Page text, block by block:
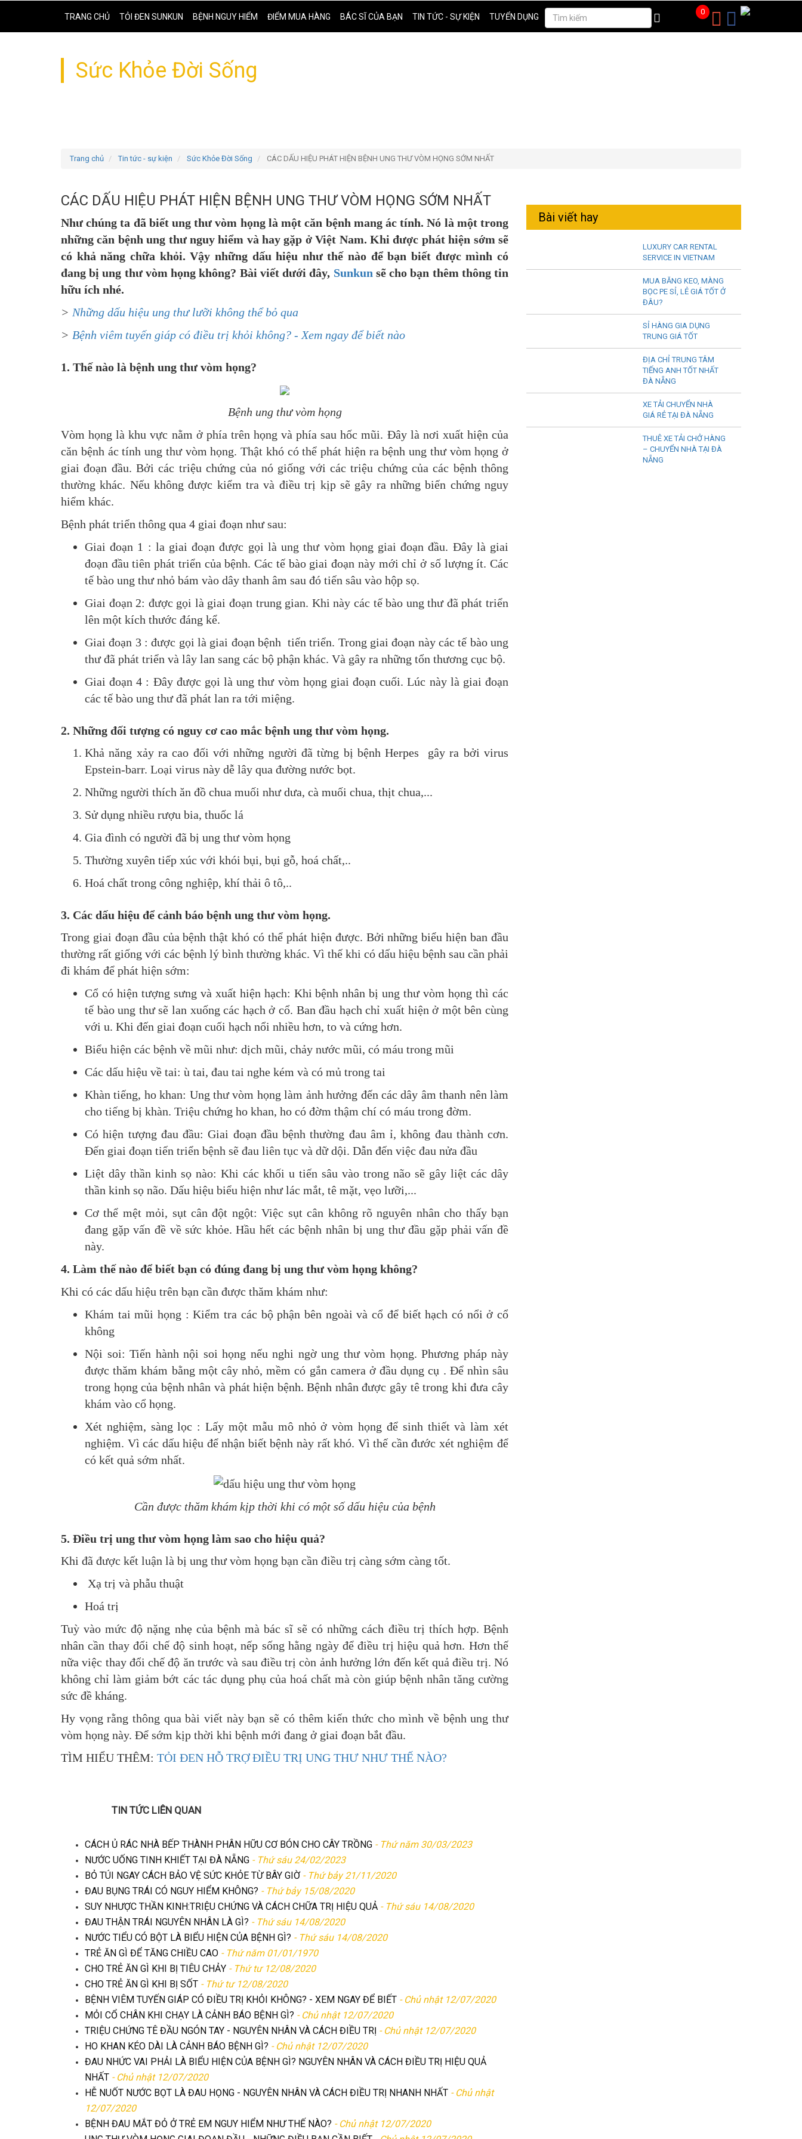
0
TRANG CHỦ TỎI ĐEN SUNKUN BỆNH NGUY HIỂM ĐIỂM MUA HÀNG BÁC SĨ CỦA BẠN TIN TỨC - SỰ KIỆN TUYỂN DỤNG
Sức Khỏe Đời Sống
Trang chủ Tin tức - sự kiện Sức Khỏe Đời Sống CÁC DẤU HIỆU PHÁT HIỆN BỆNH UNG THƯ VÒM HỌNG SỚM NHẤT
CÁC DẤU HIỆU PHÁT HIỆN BỆNH UNG THƯ VÒM HỌNG SỚM NHẤT
Như chúng ta đã biết ung thư vòm họng là một căn bệnh mang ác tính. Nó là một trong
những căn bệnh ung thư nguy hiểm và hay gặp ở Việt Nam. Khi được phát hiện sớm sẽ
có khả năng chữa khỏi. Vậy những dấu hiệu như thế nào để bạn biết được mình có
đang bị ung thư vòm họng không? Bài viết dưới đây, Sunkun sẽ cho bạn thêm thông tin
hữu ích nhé.
> Những dấu hiệu ung thư lưỡi không thể bỏ qua
> Bệnh viêm tuyến giáp có điều trị khỏi không? - Xem ngay để biết nào
1. Thế nào là bệnh ung thư vòm họng?
Bệnh ung thư vòm họng
Vòm họng là khu vực nằm ở phía trên họng và phía sau hốc mũi. Đây là nơi xuất hiện của
căn bệnh ác tính ung thư vòm họng. Thật khó có thể phát hiện ra bệnh ung thư vòm họng ở
giai đoạn đầu. Bởi các triệu chứng của nó giống với các triệu chứng của các bệnh thông
thường khác. Nếu không được kiểm tra và điều trị kịp sẽ gây ra những biến chứng nguy
hiểm khác.
Bệnh phát triển thông qua 4 giai đoạn như sau:
Giai đoạn 1 : la giai đoạn được gọi là ung thư vòm họng giai đoạn đầu. Đây là giai
đoạn đầu tiên phát triển của bệnh. Các tế bào giai đoạn này mới chỉ ở số lượng ít. Các
tế bào ung thư nhỏ bám vào dây thanh âm sau đó tiến sâu vào hộp sọ.
Giai đoạn 2: được gọi là giai đoạn trung gian. Khi này các tế bào ung thư đã phát triển
lên một kích thước đáng kể.
Giai đoạn 3 : được gọi là giai đoạn bệnh tiến triển. Trong giai đoạn này các tế bào ung
thư đã phát triển và lây lan sang các bộ phận khác. Và gây ra những tổn thương cục bộ.
Giai đoạn 4 : Đây được gọi là ung thư vòm họng giai đoạn cuối. Lúc này là giai đoạn
các tế bào ung thư đã phát lan ra tới miệng.
2. Những đối tượng có nguy cơ cao mắc bệnh ung thư vòm họng.
Khả năng xảy ra cao đối với những người đã từng bị bệnh Herpes gây ra bởi virus
Epstein-barr. Loại virus này dễ lây qua đường nước bọt.
Những người thích ăn đồ chua muối như dưa, cà muối chua, thịt chua,...
Sử dụng nhiều rượu bia, thuốc lá
Gia đình có người đã bị ung thư vòm họng
Thường xuyên tiếp xúc với khói bụi, bụi gỗ, hoá chất,..
Hoá chất trong công nghiệp, khí thải ô tô,..
3. Các dấu hiệu để cảnh báo bệnh ung thư vòm họng.
Trong giai đoạn đầu của bệnh thật khó có thể phát hiện được. Bởi những biểu hiện ban đầu
thường rất giống với các bệnh lý bình thường khác. Vì thế khi có dấu hiệu bệnh sau cần phải
đi khám để phát hiện sớm:
Cổ có hiện tượng sưng và xuất hiện hạch: Khi bệnh nhân bị ung thư vòm họng thì các
tế bào ung thư sẽ lan xuống các hạch ở cổ. Ban đầu hạch chỉ xuất hiện ở một bên cùng
với u. Khi đến giai đoạn cuối hạch nổi nhiều hơn, to và cứng hơn.
Biểu hiện các bệnh về mũi như: dịch mũi, chảy nước mũi, có máu trong mũi
Các dấu hiệu về tai: ù tai, đau tai nghe kém và có mủ trong tai
Khàn tiếng, ho khan: Ung thư vòm họng làm ảnh hưởng đến các dây âm thanh nên làm
cho tiếng bị khàn. Triệu chứng ho khan, ho có đờm thậm chí có máu trong đờm.
Có hiện tượng đau đầu: Giai đoạn đầu bệnh thường đau âm ỉ, không đau thành cơn.
Đến giai đoạn tiến triển bệnh sẽ đau liên tục và dữ dội. Dẫn đến việc đau nửa đầu
Liệt dây thần kinh sọ nào: Khi các khối u tiến sâu vào trong não sẽ gây liệt các dây
thần kinh sọ não. Dấu hiệu biểu hiện như lác mắt, tê mặt, vẹo lưỡi,...
Cơ thể mệt mỏi, sụt cân đột ngột: Việc sụt cân không rõ nguyên nhân cho thấy bạn
đang gặp vấn đề về sức khỏe. Hầu hết các bệnh nhân bị ung thư đầu gặp phải vấn đề
này.
4. Làm thế nào để biết bạn có đúng đang bị ung thư vòm họng không?
Khi có các dấu hiệu trên bạn cần được thăm khám như:
Khám tai mũi họng : Kiểm tra các bộ phận bên ngoài và cổ để biết hạch có nổi ở cổ
không
Nội soi: Tiến hành nội soi họng nếu nghi ngờ ung thư vòm họng. Phương pháp này
được thăm khám bằng một cây nhỏ, mềm có gắn camera ở đầu dụng cụ . Để nhìn sâu
trong họng của bệnh nhân và phát hiện bệnh. Bệnh nhân được gây tê trong khi đưa cây
khám vào cổ họng.
Xét nghiệm, sàng lọc : Lấy một mẫu mô nhỏ ở vòm họng để sinh thiết và làm xét
nghiệm. Vì các dấu hiệu để nhận biết bệnh này rất khó. Vì thế cần đước xét nghiệm để
có kết quả sớm nhất.
Cần được thăm khám kịp thời khi có một số dấu hiệu của bệnh
5. Điều trị ung thư vòm họng làm sao cho hiệu quả?
Khi đã được kết luận là bị ung thư vòm họng bạn cần điều trị càng sớm càng tốt.
Xạ trị và phẫu thuật
Hoá trị
Tuỳ vào mức độ nặng nhẹ của bệnh mà bác sĩ sẽ có những cách điều trị thích hợp. Bệnh
nhân cần thay đổi chế độ sinh hoạt, nếp sống hằng ngày để điều trị hiệu quả hơn. Hơn thế
nữa việc thay đổi chế độ ăn trước và sau điều trị còn ảnh hưởng lớn đến kết quả điều trị. Nó
không chỉ làm giảm bớt các tác dụng phụ của hoá chất mà còn giúp bệnh nhân tăng cường
sức đề kháng.
Hy vọng rằng thông qua bài viết này bạn sẽ có thêm kiến thức cho mình về bệnh ung thư
vòm họng này. Để sớm kịp thời khi bệnh mới đang ở giai đoạn bắt đầu.
TÌM HIỂU THÊM: TỎI ĐEN HỖ TRỢ ĐIỀU TRỊ UNG THƯ NHƯ THẾ NÀO?
TIN TỨC LIÊN QUAN
CÁCH Ủ RÁC NHÀ BẾP THÀNH PHÂN HỮU CƠ BÓN CHO CÂY TRỒNG - Thứ năm 30/03/2023
NƯỚC UỐNG TINH KHIẾT TẠI ĐÀ NẴNG - Thứ sáu 24/02/2023
BỎ TÚI NGAY CÁCH BẢO VỆ SỨC KHỎE TỪ BÂY GIỜ- Thứ bảy 21/11/2020
ĐAU BỤNG TRÁI CÓ NGUY HIỂM KHÔNG? - Thứ bảy 15/08/2020
SUY NHƯỢC THẦN KINH:TRIỆU CHỨNG VÀ CÁCH CHỮA TRỊ HIỆU QUẢ - Thứ sáu 14/08/2020
ĐAU THẬN TRÁI NGUYÊN NHÂN LÀ GÌ? - Thứ sáu 14/08/2020
NƯỚC TIỂU CÓ BỘT LÀ BIỂU HIỆN CỦA BỆNH GÌ? - Thứ sáu 14/08/2020
TRẺ ĂN GÌ ĐỂ TĂNG CHIỀU CAO - Thứ năm 01/01/1970
CHO TRẺ ĂN GÌ KHI BỊ TIÊU CHẢY - Thứ tư 12/08/2020
CHO TRẺ ĂN GÌ KHI BỊ SỐT - Thứ tư 12/08/2020
BỆNH VIÊM TUYẾN GIÁP CÓ ĐIỀU TRỊ KHỎI KHÔNG? - XEM NGAY ĐỂ BIẾT - Chủ nhật 12/07/2020
MỎI CỔ CHÂN KHI CHẠY LÀ CẢNH BÁO BỆNH GÌ? - Chủ nhật 12/07/2020
TRIỆU CHỨNG TÊ ĐẦU NGÓN TAY - NGUYÊN NHÂN VÀ CÁCH ĐIỀU TRỊ - Chủ nhật 12/07/2020
HO KHAN KÉO DÀI LÀ CẢNH BÁO BỆNH GÌ? - Chủ nhật 12/07/2020
ĐAU NHỨC VAI PHẢI LÀ BIỂU HIỆN CỦA BỆNH GÌ? NGUYÊN NHÂN VÀ CÁCH ĐIỀU TRỊ HIỆU QUẢ
NHẤT - Chủ nhật 12/07/2020
HỄ NUỐT NƯỚC BỌT LÀ ĐAU HỌNG - NGUYÊN NHÂN VÀ CÁCH ĐIỀU TRỊ NHANH NHẤT - Chủ nhật
12/07/2020
BỆNH ĐAU MẮT ĐỎ Ở TRẺ EM NGUY HIỂM NHƯ THẾ NÀO? - Chủ nhật 12/07/2020
Bài viết hay
LUXURY CAR RENTAL
SERVICE IN VIETNAM
MUA BĂNG KEO, MÀNG
BỌC PE SỈ, LẺ GIÁ TỐT Ở
ĐÂU?
SỈ HÀNG GIA DỤNG
TRUNG GIÁ TỐT
ĐỊA CHỈ TRUNG TÂM
TIẾNG ANH TỐT NHẤT
ĐÀ NẴNG
XE TẢI CHUYỂN NHÀ
GIÁ RẺ TẠI ĐÀ NẴNG
THUÊ XE TẢI CHỞ HÀNG
– CHUYỂN NHÀ TẠI ĐÀ
NẴNG